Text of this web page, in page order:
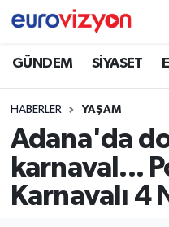
GÜNDEM SİYASET
HABERLER YAŞAM
Adana'da
karnaval...
Karnavalı 4